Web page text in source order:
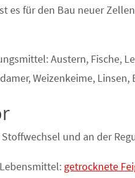
es für den Bau neuer
Austern, Fische,
Weizenkeime, Linsen,
und an der
getrocknete